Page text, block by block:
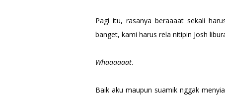
Pagi itu, rasanya beraaaat sekali
banget, kami harus rela nitipin Josh
Whaaaaaat.
Baik aku maupun suamik nggak